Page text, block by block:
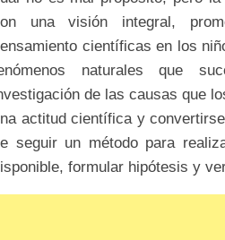
una visión integral,
científicas en los
naturales que
de las causas que
actitud científica y convertirse
seguir un método para
formular hipótesis y